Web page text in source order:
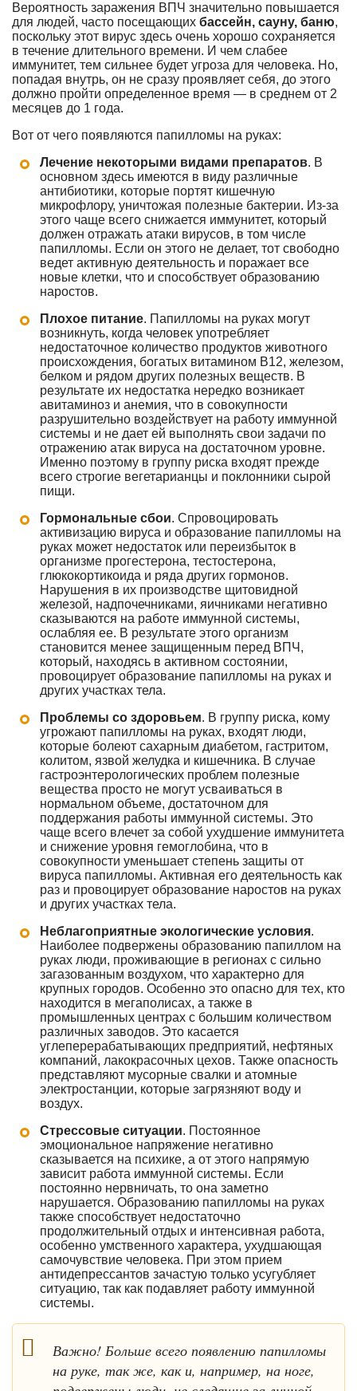
Вероятность заражения ВПЧ значительно повышается
для людей, часто посещающих бассейн, сауну, баню,
поскольку этот вирус здесь очень хорошо сохраняется
в течение длительного времени. И чем слабее
иммунитет, тем сильнее будет угроза для человека. Но,
попадая внутрь, он не сразу проявляет себя, до этого
должно пройти определенное время — в среднем от 2
месяцев до 1 года.
Вот от чего появляются папилломы на руках:
Лечение некоторыми видами препаратов. В
основном здесь имеются в виду различные
антибиотики, которые портят кишечную
микрофлору, уничтожая полезные бактерии. Из-за
этого чаще всего снижается иммунитет, который
должен отражать атаки вирусов, в том числе
папилломы. Если он этого не делает, тот свободно
ведет активную деятельность и поражает все
новые клетки, что и способствует образованию
наростов.
Плохое питание. Папилломы на руках могут
возникнуть, когда человек употребляет
недостаточное количество продуктов животного
происхождения, богатых витамином В12, железом,
белком и рядом других полезных веществ. В
результате их недостатка нередко возникает
авитаминоз и анемия, что в совокупности
разрушительно воздействует на работу иммунной
системы и не дает ей выполнять свои задачи по
отражению атак вируса на достаточном уровне.
Именно поэтому в группу риска входят прежде
всего строгие вегетарианцы и поклонники сырой
пищи.
Гормональные сбои. Спровоцировать
активизацию вируса и образование папилломы на
руках может недостаток или переизбыток в
организме прогестерона, тестостерона,
глюкокортикоида и ряда других гормонов.
Нарушения в их производстве щитовидной
железой, надпочечниками, яичниками негативно
сказываются на работе иммунной системы,
ослабляя ее. В результате этого организм
становится менее защищенным перед ВПЧ,
который, находясь в активном состоянии,
провоцирует образование папилломы на руках и
других участках тела.
Проблемы со здоровьем. В группу риска, кому
угрожают папилломы на руках, входят люди,
которые болеют сахарным диабетом, гастритом,
колитом, язвой желудка и кишечника. В случае
гастроэнтерологических проблем полезные
вещества просто не могут усваиваться в
нормальном объеме, достаточном для
поддержания работы иммунной системы. Это
чаще всего влечет за собой ухудшение иммунитета
и снижение уровня гемоглобина, что в
совокупности уменьшает степень защиты от
вируса папилломы. Активная его деятельность как
раз и провоцирует образование наростов на руках
и других участках тела.
Неблагоприятные экологические условия.
Наиболее подвержены образованию папиллом на
руках люди, проживающие в регионах с сильно
загазованным воздухом, что характерно для
крупных городов. Особенно это опасно для тех, кто
находится в мегаполисах, а также в
промышленных центрах с большим количеством
различных заводов. Это касается
углеперерабатывающих предприятий, нефтяных
компаний, лакокрасочных цехов. Также опасность
представляют мусорные свалки и атомные
электростанции, которые загрязняют воду и
воздух.
Стрессовые ситуации. Постоянное
эмоциональное напряжение негативно
сказывается на психике, а от этого напрямую
зависит работа иммунной системы. Если
постоянно нервничать, то она заметно
нарушается. Образованию папилломы на руках
также способствует недостаточно
продолжительный отдых и интенсивная работа,
особенно умственного характера, ухудшающая
самочувствие человека. При этом прием
антидепрессантов зачастую только усугубляет
ситуацию, так как подавляет работу иммунной
системы.
Важно! Больше всего появлению папилломы
на руке, так же, как и, например, на ноге,